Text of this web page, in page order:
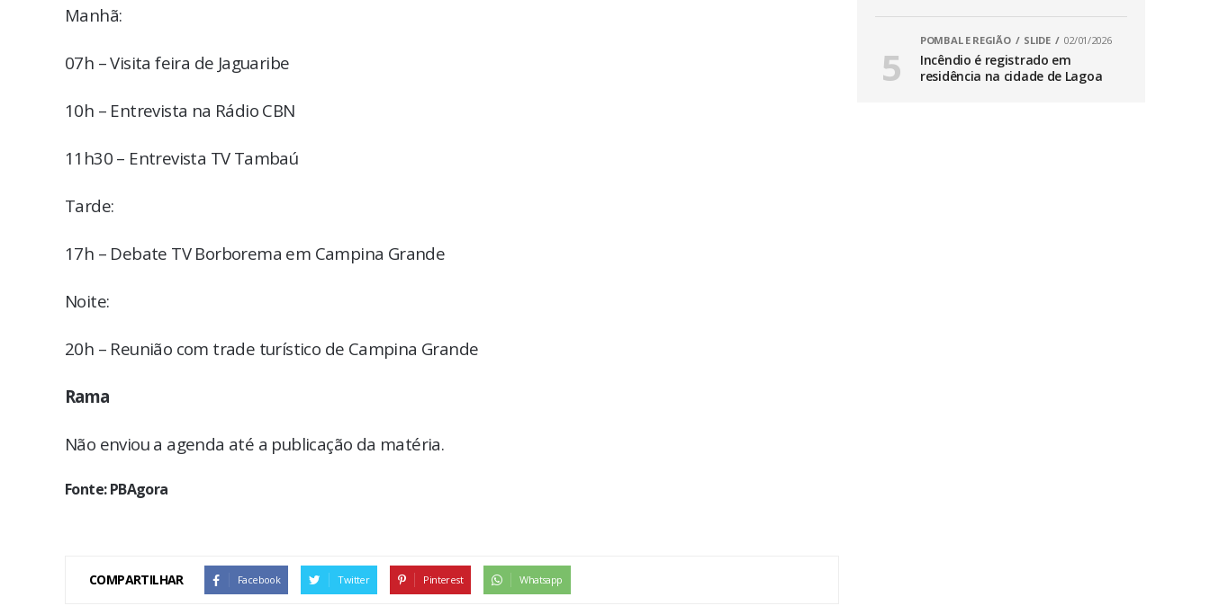
Manhã:
07h – Visita feira de Jaguaribe
10h – Entrevista na Rádio CBN
11h30 – Entrevista TV Tambaú
Tarde:
17h – Debate TV Borborema em Campina Grande
Noite:
20h – Reunião com trade turístico de Campina Grande
Rama
Não enviou a agenda até a publicação da matéria.
Fonte: PBAgora
COMPARTILHAR Facebook Twitter Pinterest Whatsapp
POMBAL E REGIÃO SLIDE 02/01/2026
Incêndio é registrado em
residência na cidade de Lagoa